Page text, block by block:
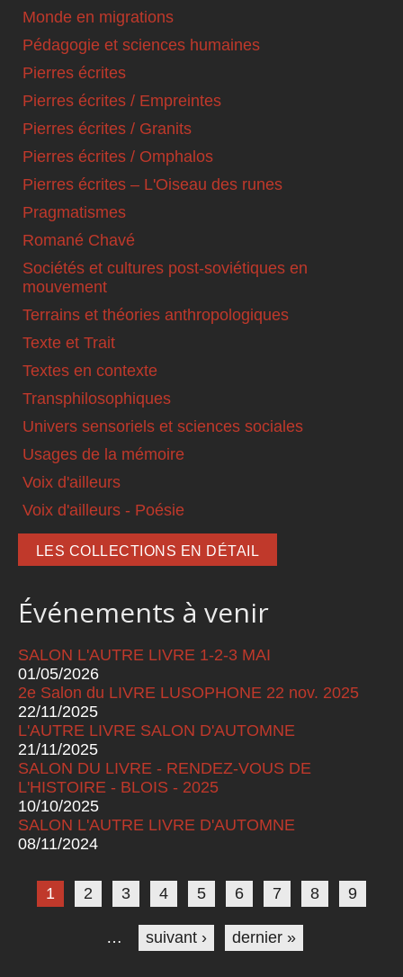
Monde en migrations
Pédagogie et sciences humaines
Pierres écrites
Pierres écrites / Empreintes
Pierres écrites / Granits
Pierres écrites / Omphalos
Pierres écrites – L'Oiseau des runes
Pragmatismes
Romané Chavé
Sociétés et cultures post-soviétiques en
mouvement
Terrains et théories anthropologiques
Texte et Trait
Textes en contexte
Transphilosophiques
Univers sensoriels et sciences sociales
Usages de la mémoire
Voix d'ailleurs
Voix d'ailleurs - Poésie
LES COLLECTIONS EN DÉTAIL
Événements à venir
SALON L'AUTRE LIVRE 1-2-3 MAI
01/05/2026
2e Salon du LIVRE LUSOPHONE 22 nov. 2025
22/11/2025
L'AUTRE LIVRE SALON D'AUTOMNE
21/11/2025
SALON DU LIVRE - RENDEZ-VOUS DE
L'HISTOIRE - BLOIS - 2025
10/10/2025
SALON L'AUTRE LIVRE D'AUTOMNE
08/11/2024
Pages
1 2 3 4 5 6 7 8 9
… suivant › dernier »